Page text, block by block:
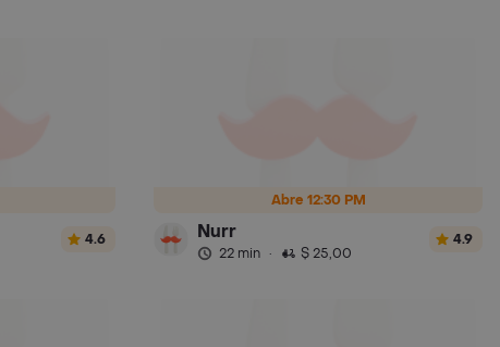
4.6
Abre 12:30 PM
Nurr
22 min · $ 25,00
4.9